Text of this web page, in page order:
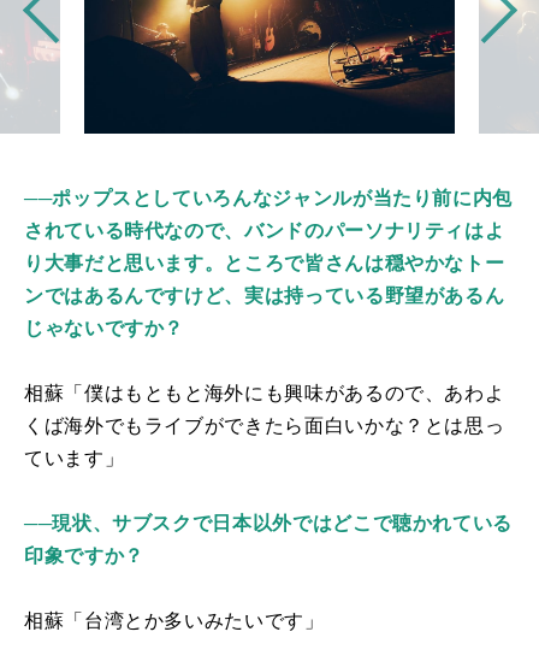
──ポップスとしていろんなジャンルが当たり前に内包
されている時代なので、バンドのパーソナリティはよ
り大事だと思います。ところで皆さんは穏やかなトー
ンではあるんですけど、実は持っている野望があるん
じゃないですか？
相蘇「僕はもともと海外にも興味があるので、あわよ
くば海外でもライブができたら面白いかな？とは思っ
ています」
──現状、サブスクで日本以外ではどこで聴かれている
印象ですか？
相蘇「台湾とか多いみたいです」